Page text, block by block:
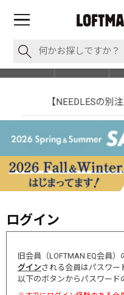
【NEEDLESの別
ログイン
旧会員（LOFTMAN EQ会員）
グインされる会員はパスワー
以下のボタンからパスワード